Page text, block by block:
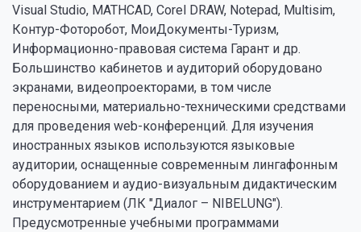
Visual Studio, MATHCAD, Corel DRAW, Notepad, Multisim,
Контур-Фоторобот, МоиДокументы-Туризм,
Информационно-правовая система Гарант и др.
Большинство кабинетов и аудиторий оборудовано
экранами, видеопроекторами, в том числе
переносными, материально-техническими средствами
для проведения web-конференций. Для изучения
иностранных языков используются языковые
аудитории, оснащенные современным лингафонным
оборудованием и аудио-визуальным дидактическим
инструментарием (ЛК "Диалог – NIBELUNG").
Предусмотренные учебными программами